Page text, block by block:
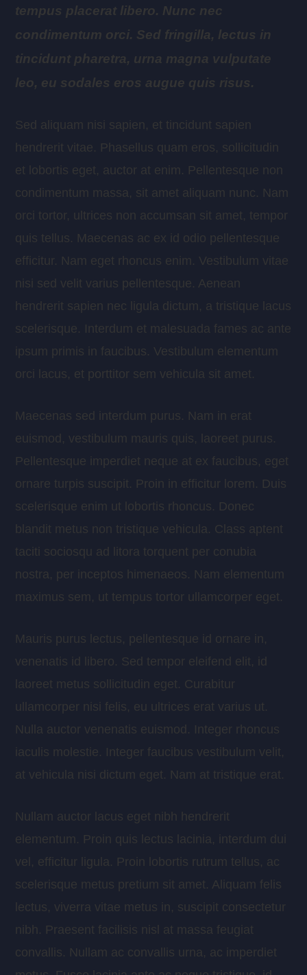
tempus placerat libero. Nunc nec
condimentum orci. Sed fringilla, lectus in
tincidunt pharetra, urna magna vulputate
leo, eu sodales eros augue quis risus.
Sed aliquam nisi sapien, et tincidunt sapien
hendrerit vitae. Phasellus quam eros, sollicitudin
et lobortis eget, auctor at enim. Pellentesque non
condimentum massa, sit amet aliquam nunc. Nam
orci tortor, ultrices non accumsan sit amet, tempor
quis tellus. Maecenas ac ex id odio pellentesque
efficitur. Nam eget rhoncus enim. Vestibulum vitae
nisi sed velit varius pellentesque. Aenean
hendrerit sapien nec ligula dictum, a tristique lacus
scelerisque. Interdum et malesuada fames ac ante
ipsum primis in faucibus. Vestibulum elementum
orci lacus, et porttitor sem vehicula sit amet.
Maecenas sed interdum purus. Nam in erat
euismod, vestibulum mauris quis, laoreet purus.
Pellentesque imperdiet neque at ex faucibus, eget
ornare turpis suscipit. Proin in efficitur lorem. Duis
scelerisque enim ut lobortis rhoncus. Donec
blandit metus non tristique vehicula. Class aptent
taciti sociosqu ad litora torquent per conubia
nostra, per inceptos himenaeos. Nam elementum
maximus sem, ut tempus tortor ullamcorper eget.
Mauris purus lectus, pellentesque id ornare in,
venenatis id libero. Sed tempor eleifend elit, id
laoreet metus sollicitudin eget. Curabitur
ullamcorper nisi felis, eu ultrices erat varius ut.
Nulla auctor venenatis euismod. Integer rhoncus
iaculis molestie. Integer faucibus vestibulum velit,
at vehicula nisi dictum eget. Nam at tristique erat.
Nullam auctor lacus eget nibh hendrerit
elementum. Proin quis lectus lacinia, interdum dui
vel, efficitur ligula. Proin lobortis rutrum tellus, ac
scelerisque metus pretium sit amet. Aliquam felis
lectus, viverra vitae metus in, suscipit consectetur
nibh. Praesent facilisis nisl at massa feugiat
convallis. Nullam ac convallis urna, ac imperdiet